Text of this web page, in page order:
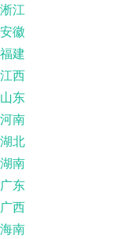
淅江
安徽
福建
江西
山东
河南
湖北
湖南
广东
广西
海南